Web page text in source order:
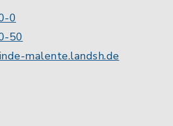
0
50
malente.landsh.de